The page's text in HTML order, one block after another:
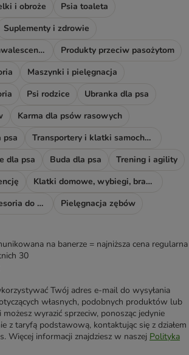
i obroże
Psia toaleta
Suplementy i zdrowie
Akcesoria do rekonwalescencji
Produkty przeciw pasożytom
Maszynki i pielęgnacja
Psi rodzice
Ubranka dla psa
Karma dla psów rasowych
psa
Transportery i klatki samochodowe
dla psa
Buda dla psa
Trening i agility
Klatki domowe, wybiegi, bramki i rampy
Odświeżacze i akcesoria do sprzątania
Pielęgnacja zębów
na banerze = najniższa cena regularna
30
Twój adres e-mail do wysyłania
własnych, podobnych produktów lub
wyrazić sprzeciw, ponosząc jedynie
z taryfą podstawową, kontaktując się z działem
Więcej informacji znajdziesz w naszej Polityka